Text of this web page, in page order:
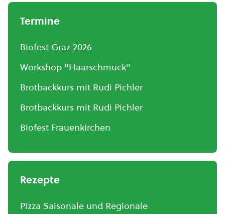
Termine
Biofest Graz 2026
Workshop "Haarschmuck"
Brotbackkurs mit Rudi Pichler
Brotbackkurs mit Rudi Pichler
Biofest Frauenkirchen
Rezepte
Pizza Saisonale und Regionale